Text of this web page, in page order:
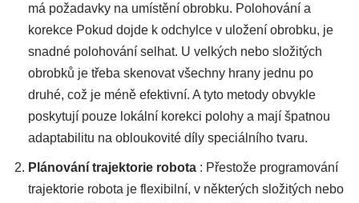
má požadavky na umístění obrobku. Polohování a
korekce Pokud dojde k odchylce v uložení obrobku, je
snadné polohování selhat. U velkých nebo složitých
obrobků je třeba skenovat všechny hrany jednu po
druhé, což je méně efektivní. A tyto metody obvykle
poskytují pouze lokální korekci polohy a mají špatnou
adaptabilitu na obloukovité díly speciálního tvaru.
Plánování trajektorie robota : Přestože programování
trajektorie robota je flexibilní, v některých složitých nebo